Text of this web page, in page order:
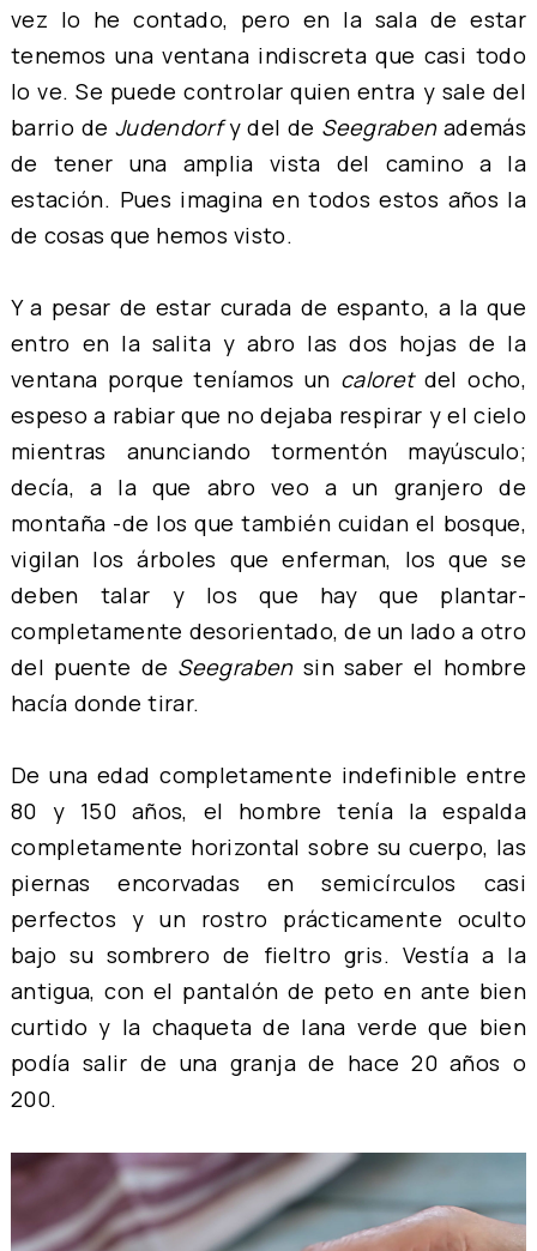
vez lo he contado, pero en la sala de estar
tenemos una ventana indiscreta que casi todo
lo ve. Se puede controlar quien entra y sale del
barrio de Judendorfy del de Seegraben además
de tener una amplia vista del camino a la
estación. Pues imagina en todos estos años la
de cosas que hemos visto.
Y a pesar de estar curada de espanto, a la que
entro en la salita y abro las dos hojas de la
ventana porque teníamos un caloret del ocho,
espeso a rabiar que no dejaba respirar y el cielo
mientras anunciando tormentón mayúsculo;
decía, a la que abro veo a un granjero de
montaña -de los que también cuidan el bosque,
vigilan los árboles que enferman, los que se
deben talar y los que hay que plantar-
completamente desorientado, de un lado a otro
del puente de Seegraben sin saber el hombre
hacía donde tirar.
De una edad completamente indefinible entre
80 y 150 años, el hombre tenía la espalda
completamente horizontal sobre su cuerpo, las
piernas encorvadas en semicírculos casi
perfectos y un rostro prácticamente oculto
bajo su sombrero de fieltro gris. Vestía a la
antigua, con el pantalón de peto en ante bien
curtido y la chaqueta de lana verde que bien
podía salir de una granja de hace 20 años o
200.